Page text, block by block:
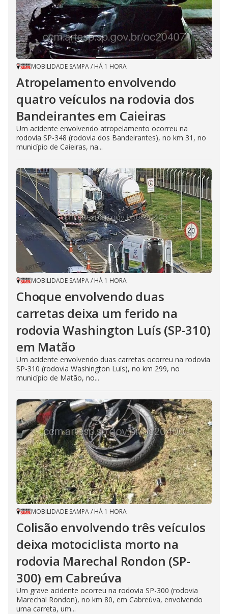
MOBILIDADE SAMPA/ HÁ 1 HORA
Atropelamento envolvendo
quatro veículos na rodovia dos
Bandeirantes em Caieiras
Um acidente envolvendo atropelamento ocorreu na
rodovia SP-348 (rodovia dos Bandeirantes), no km 31, no
município de Caieiras, na...
MOBILIDADE SAMPA/ HÁ 1 HORA
Choque envolvendo duas
carretas deixa um ferido na
rodovia Washington Luís (SP-310)
em Matão
Um acidente envolvendo duas carretas ocorreu na rodovia
SP-310 (rodovia Washington Luís), no km 299, no
município de Matão, no...
MOBILIDADE SAMPA/ HÁ 1 HORA
Colisão envolvendo três veículos
deixa motociclista morto na
rodovia Marechal Rondon (SP-
300) em Cabreúva
Um grave acidente ocorreu na rodovia SP-300 (rodovia
Marechal Rondon), no km 80, em Cabreúva, envolvendo
uma carreta, um...